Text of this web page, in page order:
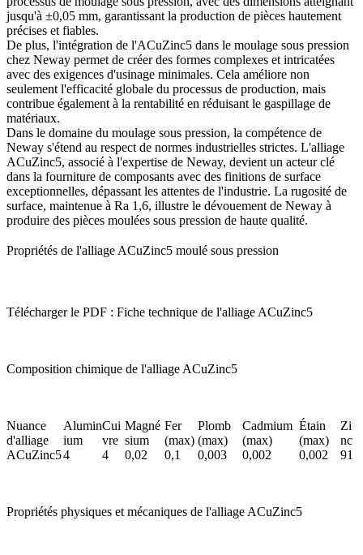
jusqu'à ±0,05 mm, garantissant la production de pièces hautement
précises et fiables.
De plus, l'intégration de l'ACuZinc5 dans le moulage sous pression
chez Neway permet de créer des formes complexes et intricatées
avec des exigences d'usinage minimales. Cela améliore non
seulement l'efficacité globale du processus de production, mais
contribue également à la rentabilité en réduisant le gaspillage de
matériaux.
Dans le domaine du moulage sous pression, la compétence de
Neway s'étend au respect de normes industrielles strictes. L'alliage
ACuZinc5, associé à l'expertise de Neway, devient un acteur clé
dans la fourniture de composants avec des finitions de surface
exceptionnelles, dépassant les attentes de l'industrie. La rugosité de
surface, maintenue à Ra 1,6, illustre le dévouement de Neway à
produire des pièces moulées sous pression de haute qualité.
Propriétés de l'alliage ACuZinc5 moulé sous pression
Télécharger le PDF : Fiche technique de l'alliage ACuZinc5
Composition chimique de l'alliage ACuZinc5
Nuance
d'alliage
Alumin
ium
Cui
vre
Magné
sium
Fer
(max)
Plomb
(max)
Cadmium
(max)
Étain
(max)
Zi
nc
ACuZinc54 4 0,02 0,1 0,003 0,002 0,002 91
Propriétés physiques et mécaniques de l'alliage ACuZinc5